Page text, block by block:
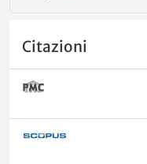
Citazioni